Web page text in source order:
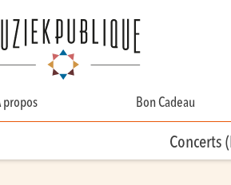
propos
Contact
Bon Cadeau
Concerts